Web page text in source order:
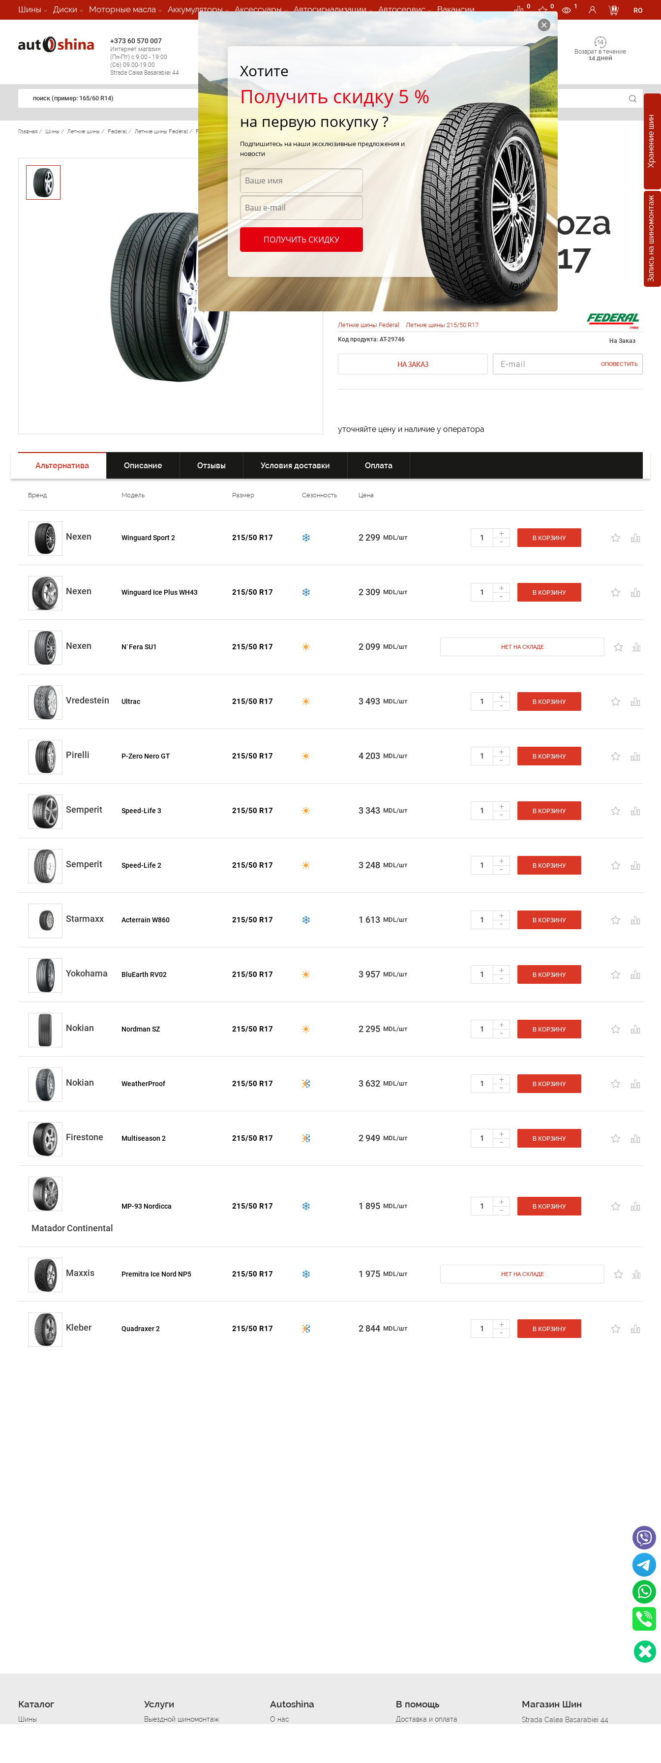
Шины Диски Моторные масла Аккумуляторы Аксессуары Автосигнализации Автосервис Вакансии 0 0 1
RO
+373 60 570 007
Интернет магазин
(Пн-Пт) с 9:00 - 19:00
(Сб) 09:00-19:00
Strada Calea Basarabiei 44
Мобильный шиномонтаж 24/7
Возврат в течение
14 дней
поиск (примеp: 165/60 R14)
Хранение шин
Запись на шиномонтаж
Главная / Шины / Летние шины / Federal / Летние шины Federal / Formoza FD2 Federal Formoza FD2 215/50 R17 98W
Летние шины
Federal Formoza
FD2 215/50 R17
98W
Летние шины Federal Летние шины 215/50 R17
Код продукта: AT-29746 На Заказ
НА ЗАКАЗ ОПОВЕСТИТЬ
уточняйте цену и наличие у оператора
Альтернатива Описание Отзывы Условия доставки Оплата
Бренд Модель Размер Сезонность Цена
Nexen Winguard Sport 2 215/50 R17 2 299 MDL/шт +
- В КОРЗИНУ
Nexen Winguard Ice Plus WH43 215/50 R17 2 309 MDL/шт +
- В КОРЗИНУ
Nexen N`Fera SU1 215/50 R17 2 099 MDL/шт НЕТ НА СКЛАДЕ
Vredestein Ultrac 215/50 R17 3 493 MDL/шт +
- В КОРЗИНУ
Pirelli P-Zero Nero GT 215/50 R17 4 203 MDL/шт +
- В КОРЗИНУ
Semperit Speed-Life 3 215/50 R17 3 343 MDL/шт +
- В КОРЗИНУ
Semperit Speed-Life 2 215/50 R17 3 248 MDL/шт +
- В КОРЗИНУ
Starmaxx Acterrain W860 215/50 R17 1 613 MDL/шт +
- В КОРЗИНУ
Yokohama BluEarth RV02 215/50 R17 3 957 MDL/шт +
- В КОРЗИНУ
Nokian Nordman SZ 215/50 R17 2 295 MDL/шт +
- В КОРЗИНУ
Nokian WeatherProof 215/50 R17 3 632 MDL/шт +
- В КОРЗИНУ
Firestone Multiseason 2 215/50 R17 2 949 MDL/шт +
- В КОРЗИНУ
Matador Continental
MP-93 Nordicca 215/50 R17 1 895 MDL/шт +
- В КОРЗИНУ
Maxxis Premitra Ice Nord NP5 215/50 R17 1 975 MDL/шт НЕТ НА СКЛАДЕ
Kleber Quadraxer 2 215/50 R17 2 844 MDL/шт +
- В КОРЗИНУ
Каталог
Шины
Услуги
Выездной шиномонтаж
Autoshina
О нас
В помощь
Доставка и оплата
Магазин Шин
Strada Calea Basarabiei 44
Хотите
Получить скидку 5 %
на первую покупку ?
Подпишитесь на наши эксклюзивные предложения и
новости
ПОЛУЧИТЬ СКИДКУ